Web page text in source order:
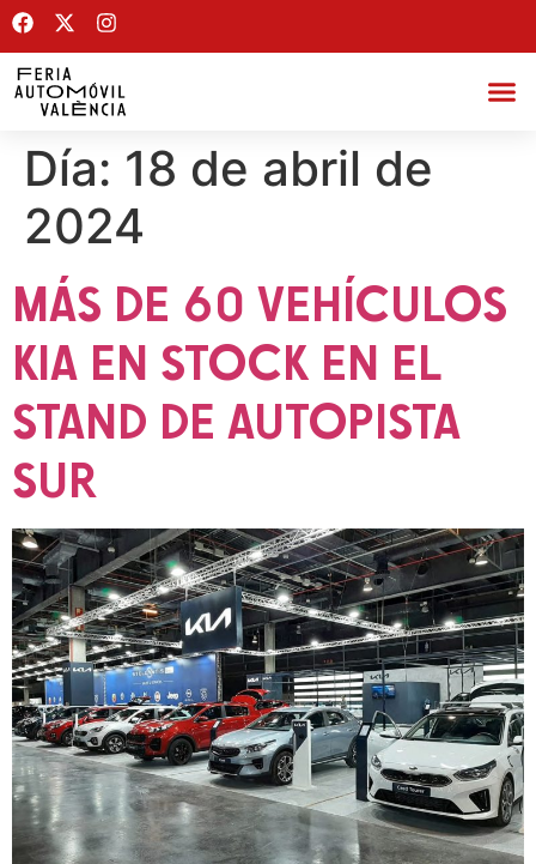
Día: 18 de abril de
2024
MÁS DE 60 VEHÍCULOS
KIA EN STOCK EN EL
STAND DE AUTOPISTA
SUR